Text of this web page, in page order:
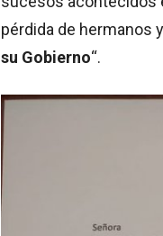
pérdida de hermanos
su Gobierno“.